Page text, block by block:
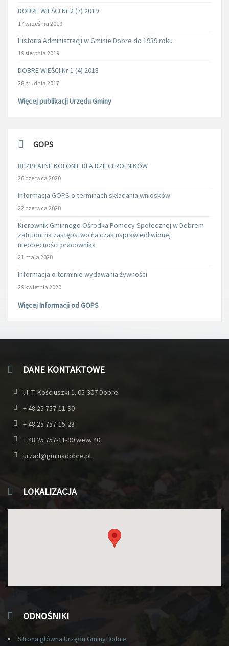
DOBRE WIEŚCI Nr 2 (7) 2019
17 września 2019
Historia Administracji w Gminie Dobre do 1939 roku
19 sierpnia 2019
DOBRE WIEŚCI Nr 1 (4) 2018
28 grudnia 2017
Więcej publikacji Urzędu Gminy
GOPS
BEZPŁATNE KOLONIE DLA DZIECI ROLNIKÓW
26 czerwca 2020
Informacja GOPS o terminach składania wniosków
22 czerwca 2020
Kierownik Gminnego Ośrodka Pomocy Społecznej w Dobrem
zatrudni na zastępstwo na czas usprawiedliwionej
nieobecności pracownika
21 maja 2020
Informacja o terminie wydawania żywności
29 kwietnia 2020
Więcej Informacji od GOPS
DANE KONTAKTOWE
ul. T. Kościuszki 1. 05-307 Dobre
+ 48 25 757-11-90
+ 48 25 757-15-23
+ 48 25 757-11-90 wew. 40
urzad@gminadobre.pl
LOKALIZACJA
ODNOŚNIKI
Strona główna Urzędu Gminy Dobre